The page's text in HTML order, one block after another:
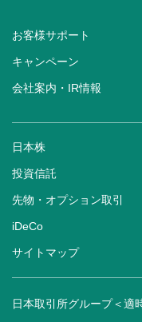
お客様サポート
キャンペーン
会社案内・IR情報
日本株
投資信託
先物・オプション取引
iDeCo
サイトマップ
日本取引所グループ＜適